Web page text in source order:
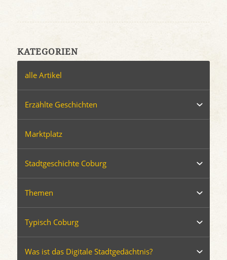
KATEGORIEN
alle Artikel
Erzählte Geschichten
Marktplatz
Stadtgeschichte Coburg
Themen
Typisch Coburg
Was ist das Digitale Stadtgedächtnis?